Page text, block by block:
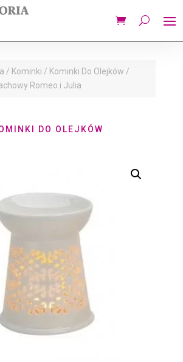
/ Kominki / Kominki Do Olejków /
Romeo i Julia
DO OLEJKÓW